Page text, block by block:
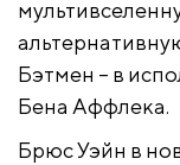
Бэтмен – в
Бена Аффлека.
Брюс Уэйн в